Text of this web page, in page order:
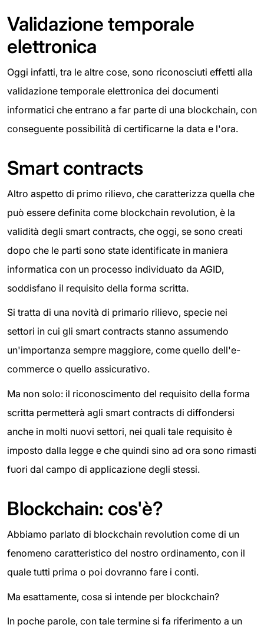
Validazione temporale
elettronica
Oggi infatti, tra le altre cose, sono riconosciuti effetti alla
validazione temporale elettronica dei documenti
informatici che entrano a far parte di una blockchain, con
conseguente possibilità di certificarne la data e l'ora.
Smart contracts
Altro aspetto di primo rilievo, che caratterizza quella che
può essere definita come blockchain revolution, è la
validità degli smart contracts, che oggi, se sono creati
dopo che le parti sono state identificate in maniera
informatica con un processo individuato da AGID,
soddisfano il requisito della forma scritta.
Si tratta di una novità di primario rilievo, specie nei
settori in cui gli smart contracts stanno assumendo
un'importanza sempre maggiore, come quello dell'e-
commerce o quello assicurativo.
Ma non solo: il riconoscimento del requisito della forma
scritta permetterà agli smart contracts di diffondersi
anche in molti nuovi settori, nei quali tale requisito è
imposto dalla legge e che quindi sino ad ora sono rimasti
fuori dal campo di applicazione degli stessi.
Blockchain: cos'è?
Abbiamo parlato di blockchain revolution come di un
fenomeno caratteristico del nostro ordinamento, con il
quale tutti prima o poi dovranno fare i conti.
Ma esattamente, cosa si intende per blockchain?
In poche parole, con tale termine si fa riferimento a un